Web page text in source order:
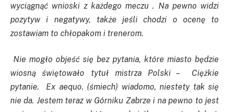
wyciągnąć wnioski z każdego meczu . Na pewno widzi
pozytyw i negatywy, także jeśli chodzi o ocenę to
zostawiam to chłopakom i trenerom.
Nie mogło objeść się bez pytania, które miasto będzie
wiosną świętowało tytuł mistrza Polski – Ciężkie
pytanie. Ex aequo. (śmiech) wiadomo, niestety tak się
nie da. Jestem teraz w Górniku Zabrze i na pewno to jest